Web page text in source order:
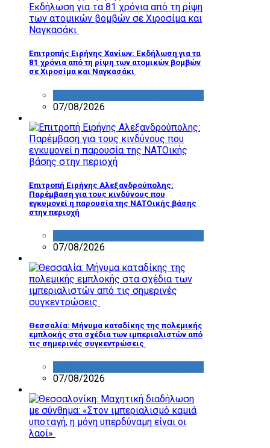
Επιτροπής Ειρήνης Χανίων: Εκδήλωση για τα
81 χρόνια από τη ρίψη των ατομικών βομβών
σε Χιροσίμα και Ναγκασάκι
07/08/2026
Επιτροπή Ειρήνης Αλεξανδρούπολης:
Παρέμβαση για τους κινδύνους που
εγκυμονεί η παρουσία της ΝΑΤΟικής βάσης
στην περιοχή
07/08/2026
Θεσσαλία: Μήνυμα καταδίκης της πολεμικής
εμπλοκής στα σχέδια των ιμπεριαλιστών από
τις σημερινές συγκεντρώσεις
07/08/2026